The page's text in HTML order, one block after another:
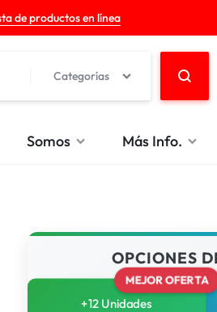
de productos en línea
Categorías
Somos Más Info.
OPCIONES
MEJOR OFERTA
+12 Unidades